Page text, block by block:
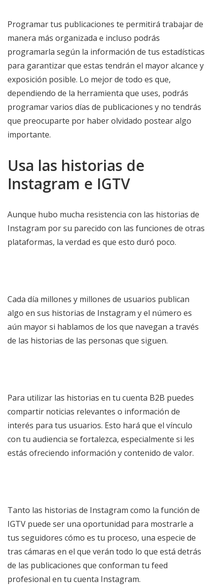
Programar tus publicaciones te permitirá trabajar de
manera más organizada e incluso podrás
programarla según la información de tus estadísticas
para garantizar que estas tendrán el mayor alcance y
exposición posible. Lo mejor de todo es que,
dependiendo de la herramienta que uses, podrás
programar varios días de publicaciones y no tendrás
que preocuparte por haber olvidado postear algo
importante.
Usa las historias de
Instagram e IGTV
Aunque hubo mucha resistencia con las historias de
Instagram por su parecido con las funciones de otras
plataformas, la verdad es que esto duró poco.
Cada día millones y millones de usuarios publican
algo en sus historias de Instagram y el número es
aún mayor si hablamos de los que navegan a través
de las historias de las personas que siguen.
Para utilizar las historias en tu cuenta B2B puedes
compartir noticias relevantes o información de
interés para tus usuarios. Esto hará que el vínculo
con tu audiencia se fortalezca, especialmente si les
estás ofreciendo información y contenido de valor.
Tanto las historias de Instagram como la función de
IGTV puede ser una oportunidad para mostrarle a
tus seguidores cómo es tu proceso, una especie de
tras cámaras en el que verán todo lo que está detrás
de las publicaciones que conforman tu feed
profesional en tu cuenta Instagram.